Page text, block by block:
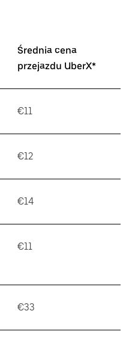
Średnia cena
przejazdu UberX*
€11
€12
€14
€11
€33